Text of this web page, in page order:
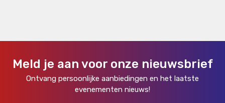
Meld je aan voor onze nieuwsbrief
Ontvang persoonlijke aanbiedingen en het laatste
evenementen nieuws!